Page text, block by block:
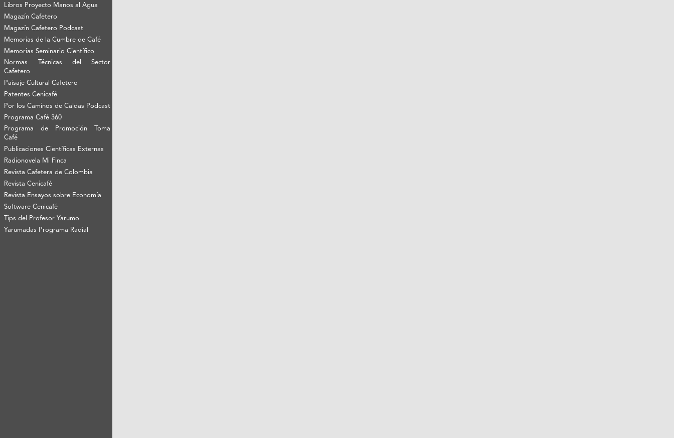
Libros Proyecto Manos al Agua
Magazín Cafetero
Magazín Cafetero Podcast
Memorias de la Cumbre de Café
Memorias Seminario Científico
Normas Técnicas del Sector
Cafetero
Paisaje Cultural Cafetero
Patentes Cenicafé
Por los Caminos de Caldas Podcast
Programa Café 360
Programa de Promoción Toma
Café
Publicaciones Científicas Externas
Radionovela Mi Finca
Revista Cafetera de Colombia
Revista Cenicafé
Revista Ensayos sobre Economía
Software Cenicafé
Tips del Profesor Yarumo
Yarumadas Programa Radial